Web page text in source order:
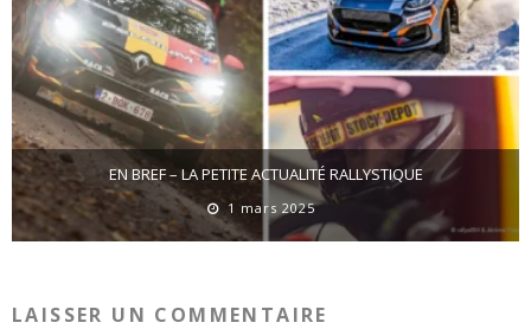
EN BREF – LA PETITE ACTUALITÉ RALLYSTIQUE
1 mars 2025
LAISSER UN COMMENTAIRE